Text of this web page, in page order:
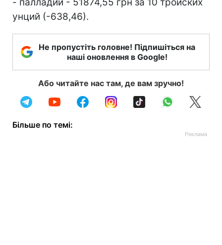
унций (-638,46).
Не пропустіть головне! Підпишіться на
наші оновлення в Google!
Або читайте нас там, де вам зручно!
Більше по темі: